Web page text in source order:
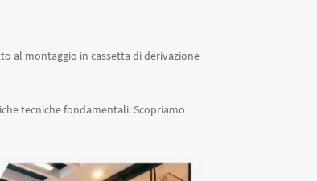
al montaggio in cassetta di derivazione
tecniche fondamentali. Scopriamo